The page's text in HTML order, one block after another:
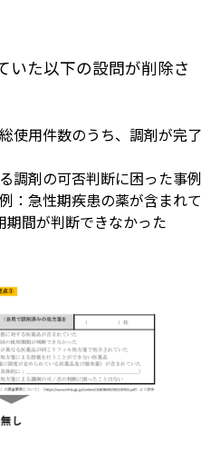
た以下の設問が削除さ
使用件数のうち、調剤が完了
調剤の可否判断に困った事例
：急性期疾患の薬が含まれて
期間が判断できなかった
ードコンテンツ